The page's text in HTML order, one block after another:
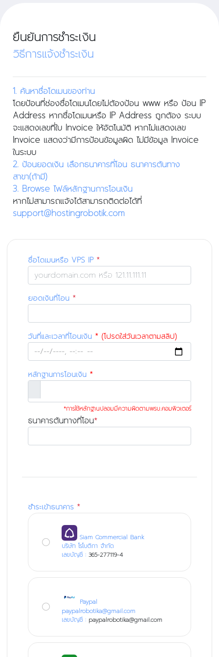
ยืนยันการชำระเงิน
วิธีการแจ้งชำระเงิน
1. ค้นหาชื่อโดเมนของท่าน
โดยป้อนที่ช่องชื่อโดเมนโดยไม่ต้องป้อน www หรือ ป้อน IP
Address หากชื่อโดเมนหรือ IP Address ถูกต้อง ระบบ
จะแสดงเลขที่ใบ Invoice ให้อัตโนมัติ หากไม่แสดงเลข
Invoice แสดงว่ามีการป้อนข้อมูลผิด ไม่มีข้อมูล Invoice
ในระบบ
2. ป้อนยอดเงิน เลือกธนาคารที่โอน ธนาคารต้นทาง
สาขา(ถ้ามี)
3. Browse ไฟล์หลักฐานการโอนเงิน
หากไม่สามารถแจ้งได้สามารถติดต่อได้ที่
support@hostingrobotik.com
ชื่อโดเมนหรือ VPS IP *
ยอดเงินที่โอน *
วันที่และเวลาที่โอนเงิน * (โปรดใส่วันเวลาตามสลิป)
หลักฐานการโอนเงิน *
*การใช้หลักฐานปลอมมีความผิดตามพรบ.คอมพิวเตอร์
ธนาคารต้นทางที่โอน*
ชำระเข้าธนาคาร *
Siam Commercial Bank
บริษัท โรโบติกา จำกัด
เลขบัญชี : 365-277119-4
Paypal
paypalrobotika@gmail.com
เลขบัญชี : paypalrobotika@gmail.com